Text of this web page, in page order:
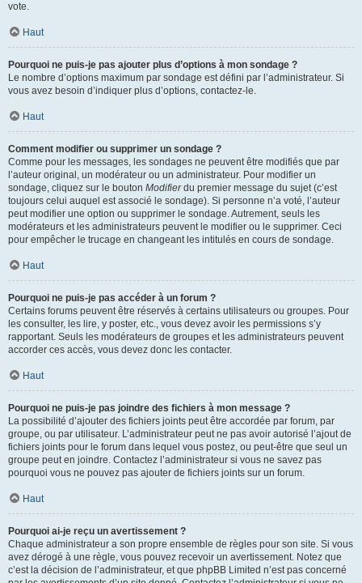
vote.
Haut
Pourquoi ne puis-je pas ajouter plus d’options à mon sondage ?
Le nombre d’options maximum par sondage est défini par l’administrateur. Si
vous avez besoin d’indiquer plus d’options, contactez-le.
Haut
Comment modifier ou supprimer un sondage ?
Comme pour les messages, les sondages ne peuvent être modifiés que par
l’auteur original, un modérateur ou un administrateur. Pour modifier un
sondage, cliquez sur le bouton Modifierdu premier message du sujet (c’est
toujours celui auquel est associé le sondage). Si personne n’a voté, l’auteur
peut modifier une option ou supprimer le sondage. Autrement, seuls les
modérateurs et les administrateurs peuvent le modifier ou le supprimer. Ceci
pour empêcher le trucage en changeant les intitulés en cours de sondage.
Haut
Pourquoi ne puis-je pas accéder à un forum ?
Certains forums peuvent être réservés à certains utilisateurs ou groupes. Pour
les consulter, les lire, y poster, etc., vous devez avoir les permissions s’y
rapportant. Seuls les modérateurs de groupes et les administrateurs peuvent
accorder ces accès, vous devez donc les contacter.
Haut
Pourquoi ne puis-je pas joindre des fichiers à mon message ?
La possibilité d’ajouter des fichiers joints peut être accordée par forum, par
groupe, ou par utilisateur. L’administrateur peut ne pas avoir autorisé l’ajout de
fichiers joints pour le forum dans lequel vous postez, ou peut-être que seul un
groupe peut en joindre. Contactez l’administrateur si vous ne savez pas
pourquoi vous ne pouvez pas ajouter de fichiers joints sur un forum.
Haut
Pourquoi ai-je reçu un avertissement ?
Chaque administrateur a son propre ensemble de règles pour son site. Si vous
avez dérogé à une règle, vous pouvez recevoir un avertissement. Notez que
c’est la décision de l’administrateur, et que phpBB Limited n’est pas concerné